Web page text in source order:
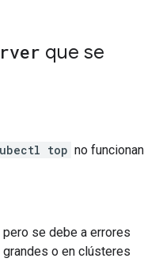
que se
top no funcionan
se debe a errores
o en clústeres